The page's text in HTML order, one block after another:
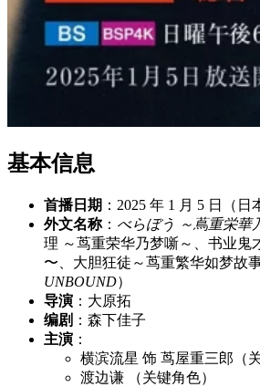
基本信息
首播日期 ：2025 年 1 月 5 日（日
外文名称： べらぼう ～蔦重栄華
理 ～茑重荣华乃梦噺～、书业鬼
〜、大胆狂徒～茑重繁华如梦故
UNBOUND）
导演 ：大原拓
编剧 ：森下佳子
主演 ：
横滨流星 饰 茑屋重三郎（
渡边谦 （关键角色）